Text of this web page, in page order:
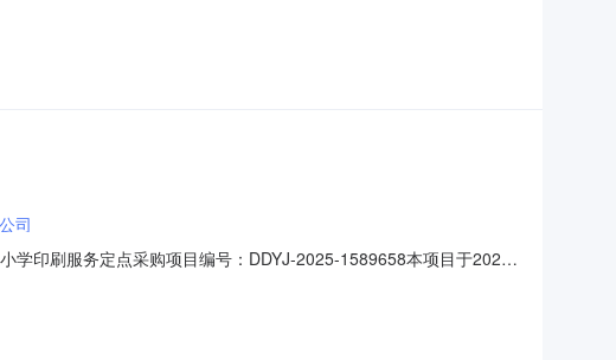
六、合同主要信息主要标的：序号名称数量(单位)
司
学印刷服务定点采购项目编号：DDYJ-2025-1589658本项目于2025-
件所属类别：手册材质、规格：其它印刷要求：按清单要求规格，